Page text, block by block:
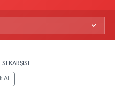
KARŞISI
Al